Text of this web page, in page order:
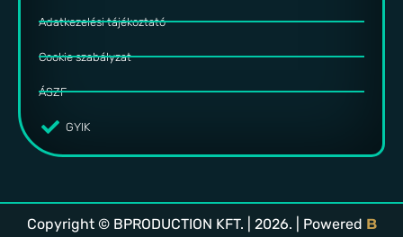
Adatkezelési tájékoztató
Cookie szabályzat
ÁSZF
GYIK
Copyright © BPRODUCTION KFT. | 2026. | Powered B